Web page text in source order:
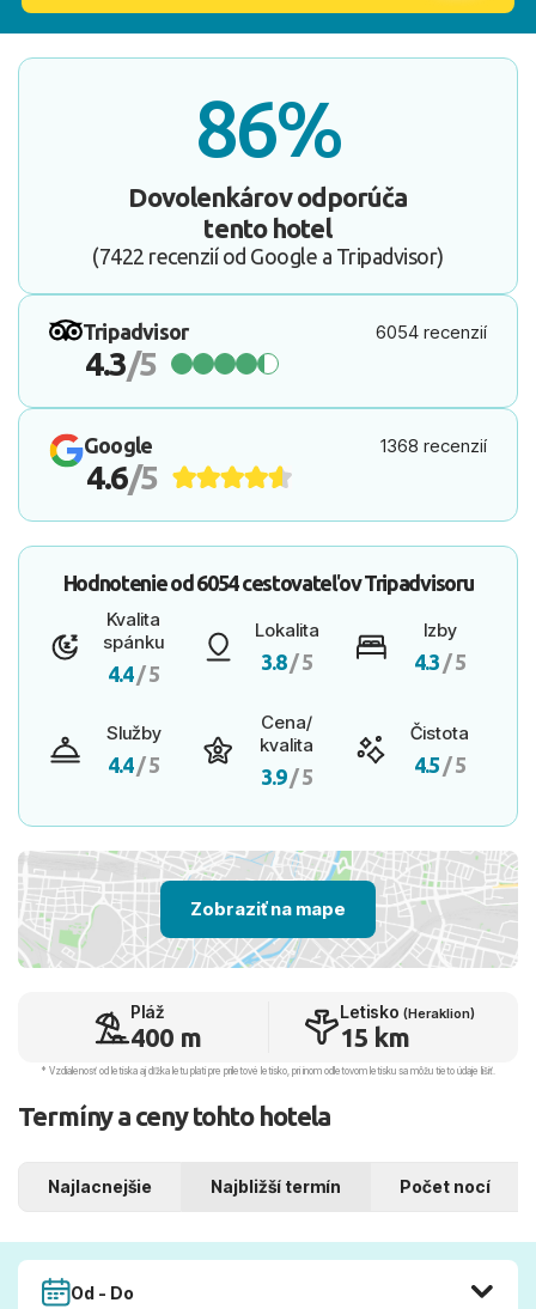
86%
Dovolenkárov odporúča
tento hotel
(7422 recenzií od Google a Tripadvisor)
Tripadvisor 6054 recenzií
4.3/5
Google 1368 recenzií
4.6/5
Hodnotenie od6054 cestovateľovTripadvisoru
Kvalita
spánku
4.4/ 5
Lokalita
3.8/ 5
Izby
4.3 / 5
Služby
4.4/ 5
Cena/
kvalita
3.9/ 5
Čistota
4.5 / 5
Zobraziť na mape
Pláž
400 m
Letisko (Heraklion)
15 km
* Vzdialenosť od letiska aj dľžka letu platí pre príletové letisko, pri inom odletovom letisku sa môžu tieto údaje líšiť.
Termíny a ceny tohto hotela
Najlacnejšie Najbližší termín Počet nocí
Od - Do